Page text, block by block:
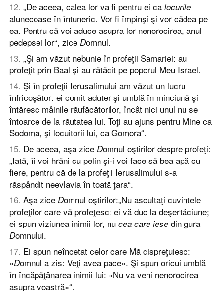
12. „De aceea, calea lor va fi pentru ei ca locurile
alunecoase în întuneric. Vor fi împinşi şi vor cădea pe
ea. Pentru că voi aduce asupra lor nenorocirea, anul
pedepsei lor“, zice Domnul.
13. „Şi am văzut nebunie în profeţii Samariei: au
profeţit prin Baal şi au rătăcit pe poporul Meu Israel.
14. Şi în profeţii Ierusalimului am văzut un lucru
înfricoşător: ei comit aduter şi umblă în minciună şi
întăresc mâinile răufăcătorilor, încât nici unul nu se
întoarce de la răutatea lui. Toţi au ajuns pentru Mine ca
Sodoma, şi locuitorii lui, ca Gomora“.
15. De aceea, aşa zice Domnul oştirilor despre profeţi:
„Iată, îi voi hrăni cu pelin şi-i voi face să bea apă cu
fiere, pentru că de la profeţii Ierusalimului s-a
răspândit neevlavia în toată ţara“.
16. Aşa zice Domnul oştirilor:„Nu ascultaţi cuvintele
profeţilor care vă profeţesc: ei vă duc la deşertăciune;
ei spun viziunea inimii lor, nu cea care iese din gura
Domnului.
17. Ei spun neîncetat celor care Mă dispreţuiesc:
«Domnul a zis: Veţi avea pace». Şi spun oricui umblă
în încăpăţânarea inimii lui: «Nu va veni nenorocirea
asupra voastră»“.